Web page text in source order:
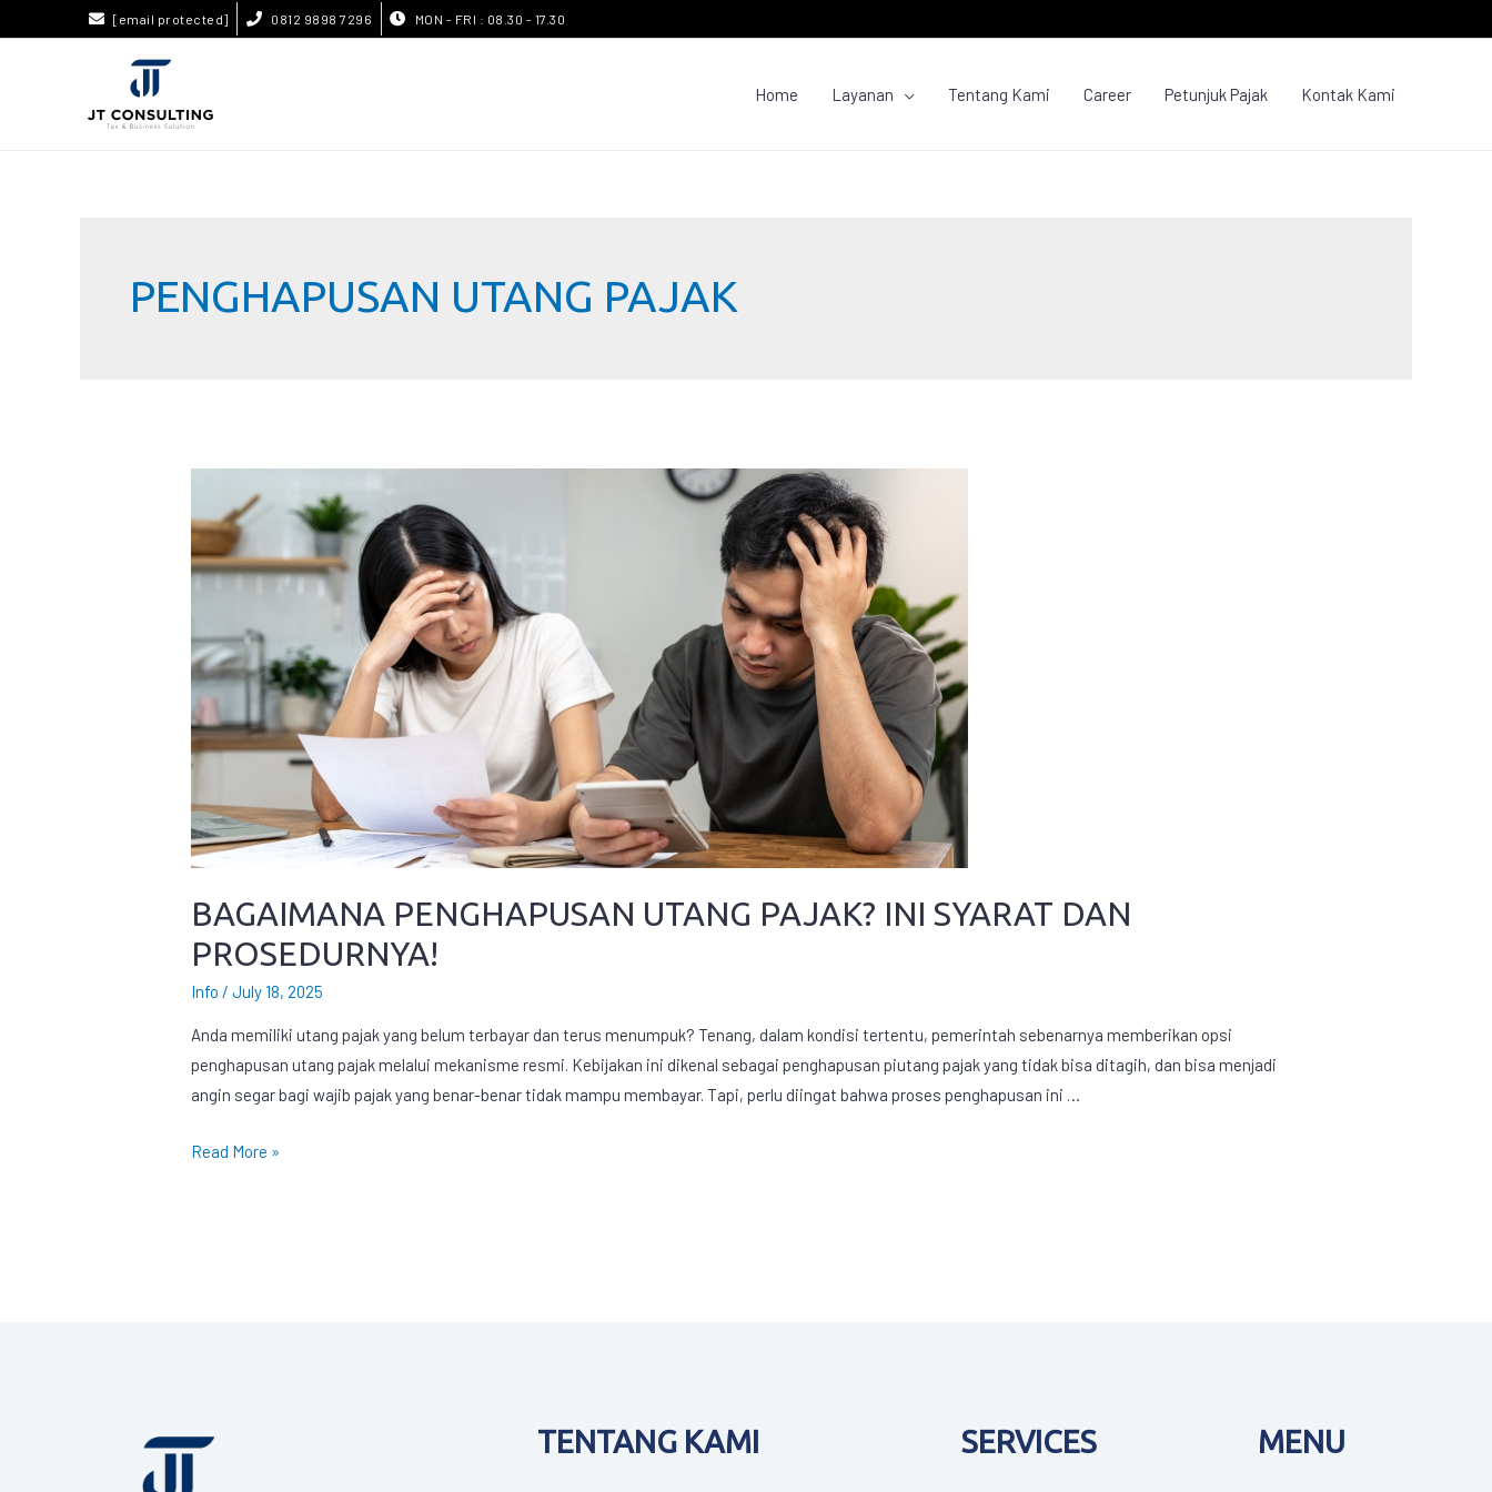
[email protected] 0812 9898 7296 MON - FRI : 08.30 - 17.30
Home Layanan Tentang Kami Career Petunjuk Pajak Kontak Kami
PENGHAPUSAN UTANG PAJAK
BAGAIMANA PENGHAPUSAN UTANG PAJAK? INI SYARAT DAN
PROSEDURNYA!
Info /July 18, 2025
Anda memiliki utang pajak yang belum terbayar dan terus menumpuk? Tenang, dalam kondisi tertentu, pemerintah sebenarnya memberikan opsi
penghapusan utang pajak melalui mekanisme resmi. Kebijakan ini dikenal sebagai penghapusan piutang pajak yang tidak bisa ditagih, dan bisa menjadi
angin segar bagi wajib pajak yang benar-benar tidak mampu membayar. Tapi, perlu diingat bahwa proses penghapusan ini …
Read More »
TENTANG KAMI SERVICES MENU